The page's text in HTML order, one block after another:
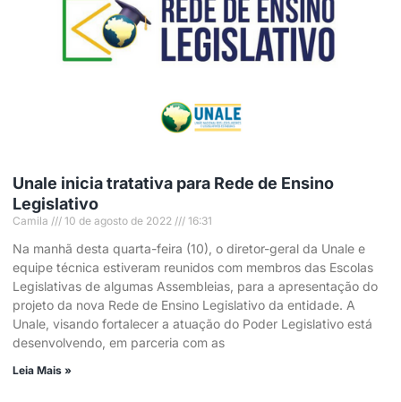
Unale inicia tratativa para Rede de Ensino
Legislativo
Camila 10 de agosto de 2022 16:31
Na manhã desta quarta-feira (10), o diretor-geral da Unale e
equipe técnica estiveram reunidos com membros das Escolas
Legislativas de algumas Assembleias, para a apresentação do
projeto da nova Rede de Ensino Legislativo da entidade. A
Unale, visando fortalecer a atuação do Poder Legislativo está
desenvolvendo, em parceria com as
Leia Mais »